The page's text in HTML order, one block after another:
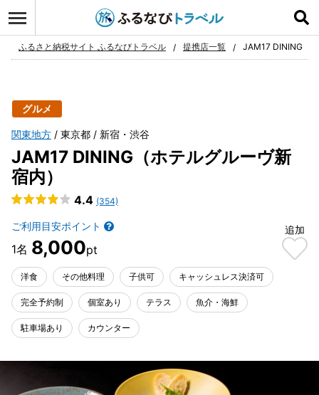
お気に入り
ふるさと納税サイト ふるなびトラベル 提携店一覧 JAM17 DINING（
グルメ
関東地方 東京都 新宿・渋谷
JAM17 DINING（ホテルグルーヴ新
宿内）
4.4 (354)
ご利用目安ポイント
8,000
追加
洋食 その他料理 子供可 キャッシュレス決済可
完全予約制 個室あり テラス 魚介・海鮮
駐車場あり カウンター